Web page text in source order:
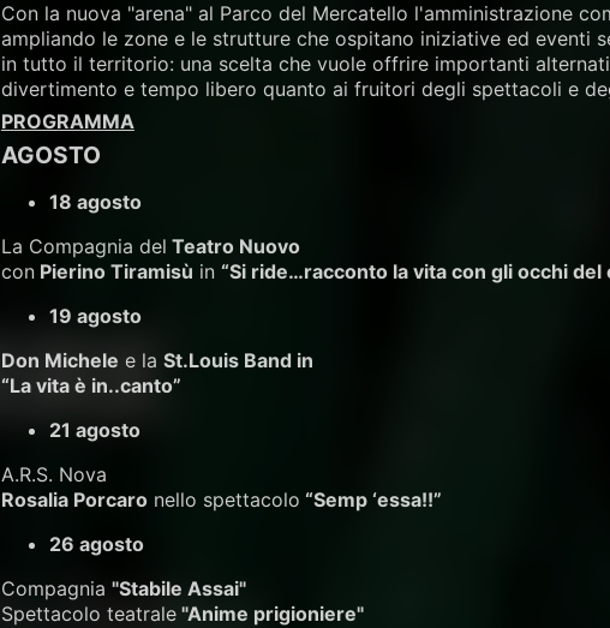
Con la nuova "arena" al Parco del Mercatello l'amministrazione
ampliando le zone e le strutture che ospitano iniziative ed eventi
in tutto il territorio: una scelta che vuole offrire importanti
divertimento e tempo libero quanto ai fruitori degli spettacoli e
PROGRAMMA
AGOSTO
18 agosto
La Compagnia del Teatro Nuovo
conPierino Tiramisù in “Si ride…racconto la vita con gli occhi del
19 agosto
Don Michele e la St.Louis Band in
“La vita è in..canto”
21 agosto
A.R.S. Nova
Rosalia Porcaronello spettacolo “Semp ‘essa!!”
26 agosto
Compagnia "Stabile Assai"
Spettacolo teatrale"Anime prigioniere"